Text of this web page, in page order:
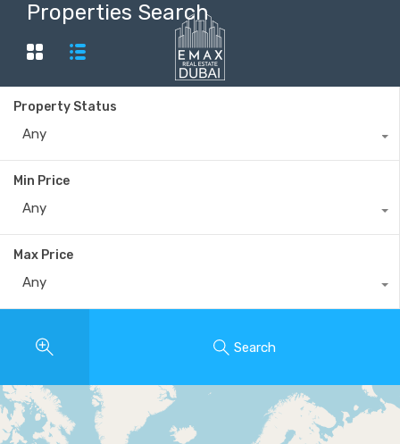
Properties Search
Property Status
Any
Min Price
Any
Max Price
Any
Search